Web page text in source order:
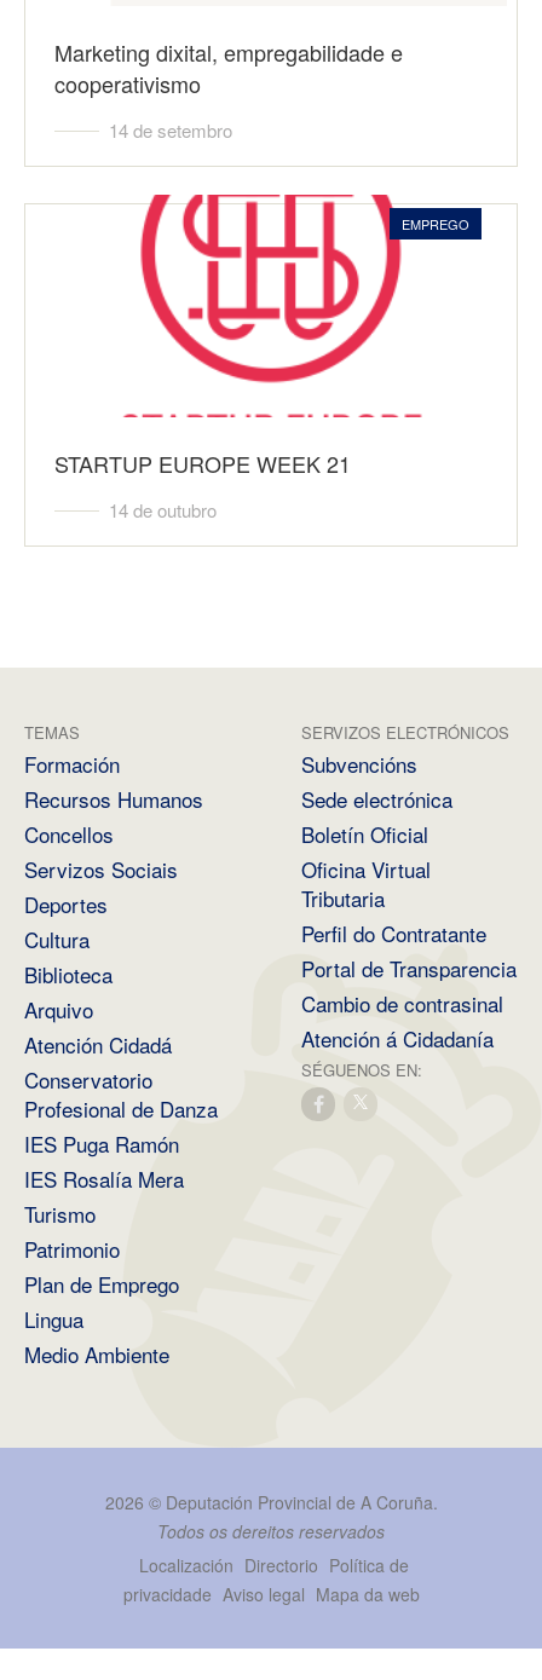
Marketing dixital, empregabilidade e
cooperativismo
14 de setembro
EMPREGO
STARTUP EUROPE WEEK 21
14 de outubro
TEMAS
Formación
Recursos Humanos
Concellos
Servizos Sociais
Deportes
Cultura
Biblioteca
Arquivo
Atención Cidadá
Conservatorio
Profesional de Danza
IES Puga Ramón
IES Rosalía Mera
Turismo
Patrimonio
Plan de Emprego
Lingua
Medio Ambiente
SERVIZOS ELECTRÓNICOS
Subvencións
Sede electrónica
Boletín Oficial
Oficina Virtual
Tributaria
Perfil do Contratante
Portal de Transparencia
Cambio de contrasinal
Atención á Cidadanía
SÉGUENOS EN:
2026 © Deputación Provincial de A Coruña.
Todos os dereitos reservados
Localización Directorio Política de
privacidade Aviso legal Mapa da web